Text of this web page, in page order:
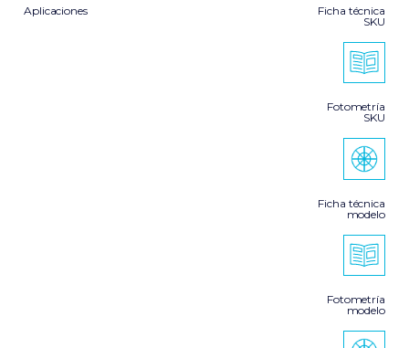
Aplicaciones
Ficha técnica
SKU
Fotometría
SKU
Ficha técnica
modelo
Fotometría
modelo